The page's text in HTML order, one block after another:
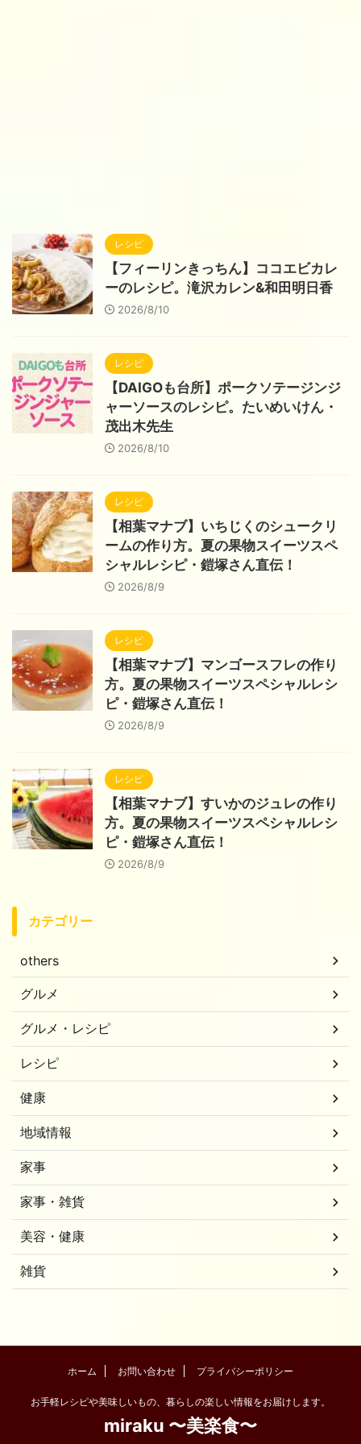
レシピ
【フィーリンきっちん】ココエビカレ
ーのレシピ。滝沢カレン&和田明日香
2026/8/10
レシピ
【DAIGOも台所】ポークソテージンジ
ャーソースのレシピ。たいめいけん・
茂出木先生
2026/8/10
レシピ
【相葉マナブ】いちじくのシュークリ
ームの作り方。夏の果物スイーツスペ
シャルレシピ・鎧塚さん直伝！
2026/8/9
レシピ
【相葉マナブ】マンゴースフレの作り
方。夏の果物スイーツスペシャルレシ
ピ・鎧塚さん直伝！
2026/8/9
レシピ
【相葉マナブ】すいかのジュレの作り
方。夏の果物スイーツスペシャルレシ
ピ・鎧塚さん直伝！
2026/8/9
カテゴリー
others
グルメ
グルメ・レシピ
レシピ
健康
地域情報
家事
家事・雑貨
美容・健康
雑貨
ホーム お問い合わせ プライバシーポリシー
お手軽レシピや美味しいもの、暮らしの楽しい情報をお届けします。
miraku 〜美楽食〜